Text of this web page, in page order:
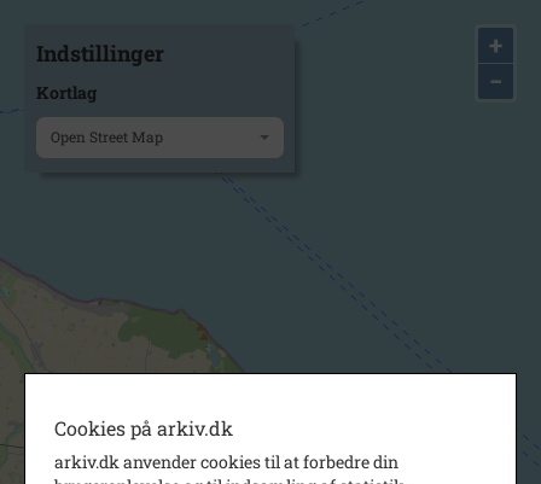
+
−
Indstillinger
Kortlag
Open Street Map
Cookies på arkiv.dk
arkiv.dk anvender cookies til at forbedre din